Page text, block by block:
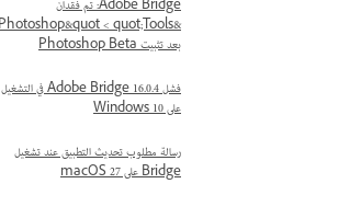
Adobe Bridge: تم فقدان
بعد تثبيت Photoshop Beta
فشل Adobe Bridge 16.0.4 في التشغيل
على Windows 10
رسالة مطلوب تحديث التطبيق عند تشغيل
Bridge على macOS 27